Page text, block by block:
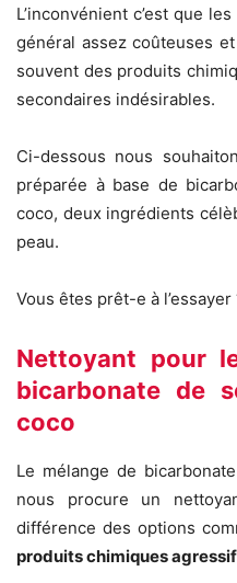
L’inconvénient c’est que
général assez coûteuses
souvent des produits
secondaires indésirables.
Ci-dessous nous
préparée à base de
coco, deux ingrédients
peau.
Vous êtes prêt-e à l’essayer
Nettoyant pour
bicarbonate de
coco
Le mélange de
nous procure un
différence des options
produits chimiques